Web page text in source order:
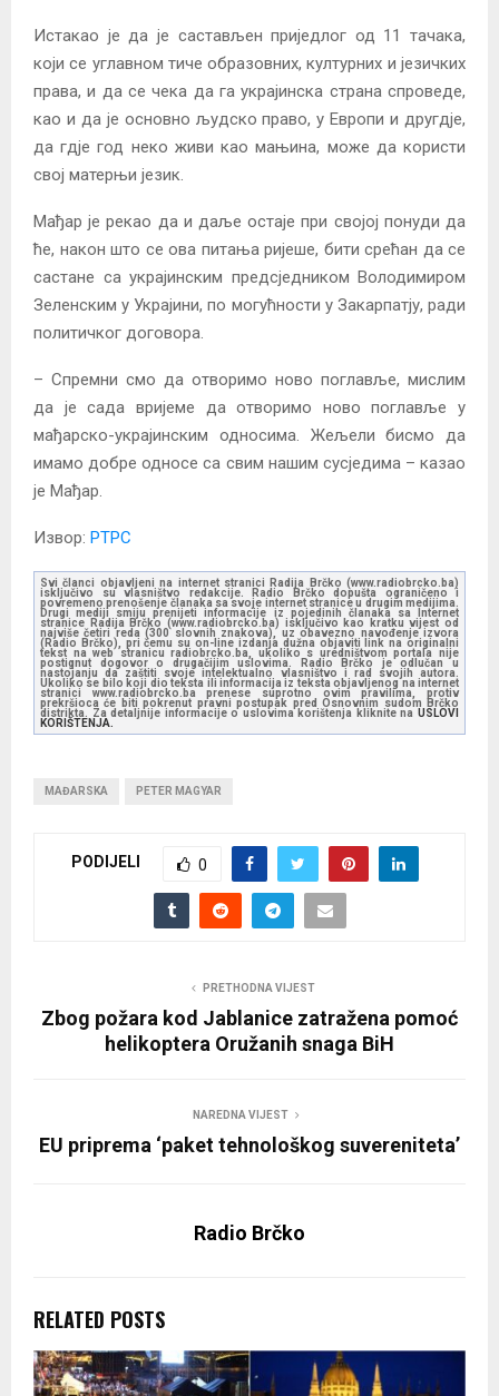
Истакао је да је састављен приједлог од 11 тачака,
који се углавном тиче образовних, културних и језичких
права, и да се чека да га украјинска страна спроведе,
као и да је основно људско право, у Европи и другдје,
да гдје год неко живи као мањина, може да користи
свој матерњи језик.
Мађар је рекао да и даље остаје при својој понуди да
ће, након што се ова питања ријеше, бити срећан да се
састане са украјинским предсједником Володимиром
Зеленским у Украјини, по могућности у Закарпатју, ради
политичког договора.
– Спремни смо да отворимо ново поглавље, мислим
да је сада вријеме да отворимо ново поглавље у
мађарско-украјинским односима. Жељели бисмо да
имамо добре односе са свим нашим сусједима – казао
је Мађар.
Извор: РТРС
Svi članci objavljeni na internet stranici Radija Brčko (www.radiobrcko.ba)
isključivo su vlasništvo redakcije. Radio Brčko dopušta ograničeno i
povremeno prenošenje članaka sa svoje internet stranice u drugim medijima.
Drugi mediji smiju prenijeti informacije iz pojedinih članaka sa Internet
stranice Radija Brčko (www.radiobrcko.ba) isključivo kao kratku vijest od
najviše četiri reda (300 slovnih znakova), uz obavezno navođenje izvora
(Radio Brčko), pri čemu su on-line izdanja dužna objaviti link na originalni
tekst na web stranicu radiobrcko.ba, ukoliko s uredništvom portala nije
postignut dogovor o drugačijim uslovima. Radio Brčko je odlučan u
nastojanju da zaštiti svoje intelektualno vlasništvo i rad svojih autora.
Ukoliko se bilo koji dio teksta ili informacija iz teksta objavljenog na internet
stranici www.radiobrcko.ba prenese suprotno ovim pravilima, protiv
prekršioca će biti pokrenut pravni postupak pred Osnovnim sudom Brčko
distrikta. Za detaljnije informacije o uslovima korištenja kliknite na USLOVI
KORIŠTENJA.
MAĐARSKA PETER MAGYAR
PODIJELI 0
PRETHODNA VIJEST
Zbog požara kod Jablanice zatražena pomoć
helikoptera Oružanih snaga BiH
NAREDNA VIJEST
EU priprema ‘paket tehnološkog suvereniteta’
Radio Brčko
RELATED POSTS